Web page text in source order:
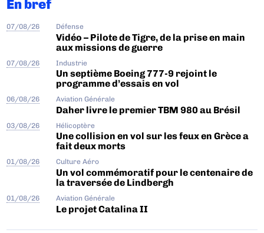
En bref
07/08/26 Défense
Vidéo – Pilote de Tigre, de la prise en main
aux missions de guerre
07/08/26 Industrie
Un septième Boeing 777-9 rejoint le
programme d’essais en vol
06/08/26 Aviation Générale
Daher livre le premier TBM 980 au Brésil
03/08/26 Hélicoptère
Une collision en vol sur les feux en Grèce a
fait deux morts
01/08/26 Culture Aéro
Un vol commémoratif pour le centenaire de
la traversée de Lindbergh
01/08/26 Aviation Générale
Le projet Catalina II